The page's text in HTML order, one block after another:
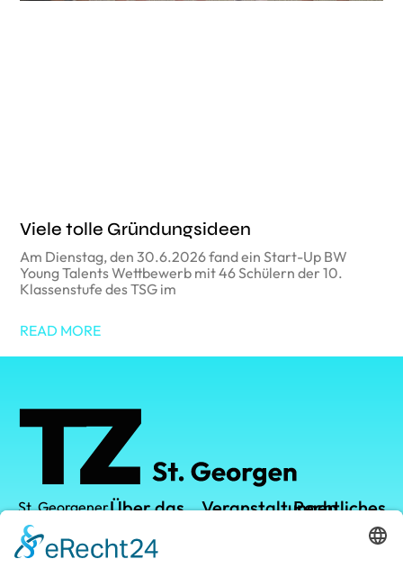
Viele tolle Gründungsideen
Am Dienstag, den 30.6.2026 fand ein Start-Up BW
Young Talents Wettbewerb mit 46 Schülern der 10.
Klassenstufe des TSG im
READ MORE
St. Georgener
Technologiezentrum
GmbH
Über das
Vermietung
VeranstaltungenRechtliches
Datenschutz